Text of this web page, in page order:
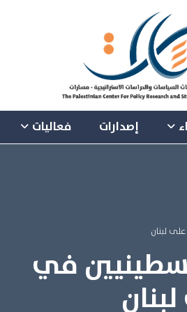
إصدارات فعاليات
لبنان
في